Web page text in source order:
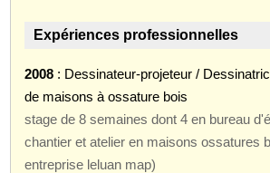
Expériences professionnelles
2008 : Dessinateur-projeteur /
de maisons à ossature bois
stage de 8 semaines dont 4 en bureau
chantier et atelier en maisons ossatures
entreprise leluan map)